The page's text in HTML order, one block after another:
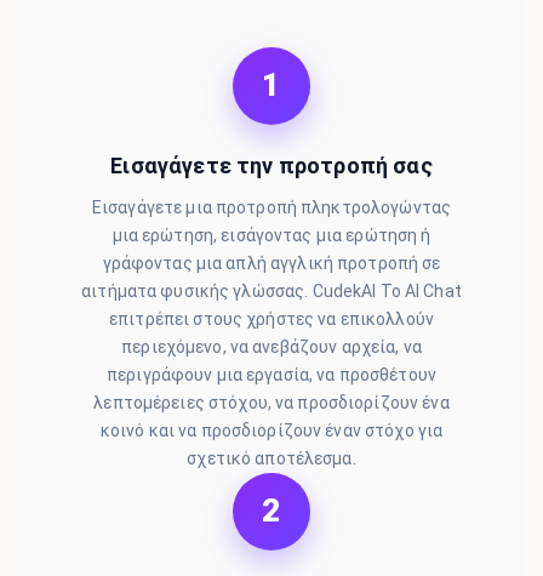
1
Εισαγάγετε την προτροπή σας
Εισαγάγετε μια προτροπή πληκτρολογώντας
μια ερώτηση, εισάγοντας μια ερώτηση ή
γράφοντας μια απλή αγγλική προτροπή σε
αιτήματα φυσικής γλώσσας. CudekAI Το AI Chat
επιτρέπει στους χρήστες να επικολλούν
περιεχόμενο, να ανεβάζουν αρχεία, να
περιγράφουν μια εργασία, να προσθέτουν
λεπτομέρειες στόχου, να προσδιορίζουν ένα
κοινό και να προσδιορίζουν έναν στόχο για
σχετικό αποτέλεσμα.
2